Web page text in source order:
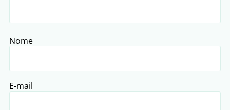
Nome
E-mail